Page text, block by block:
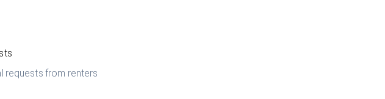
requests from renters